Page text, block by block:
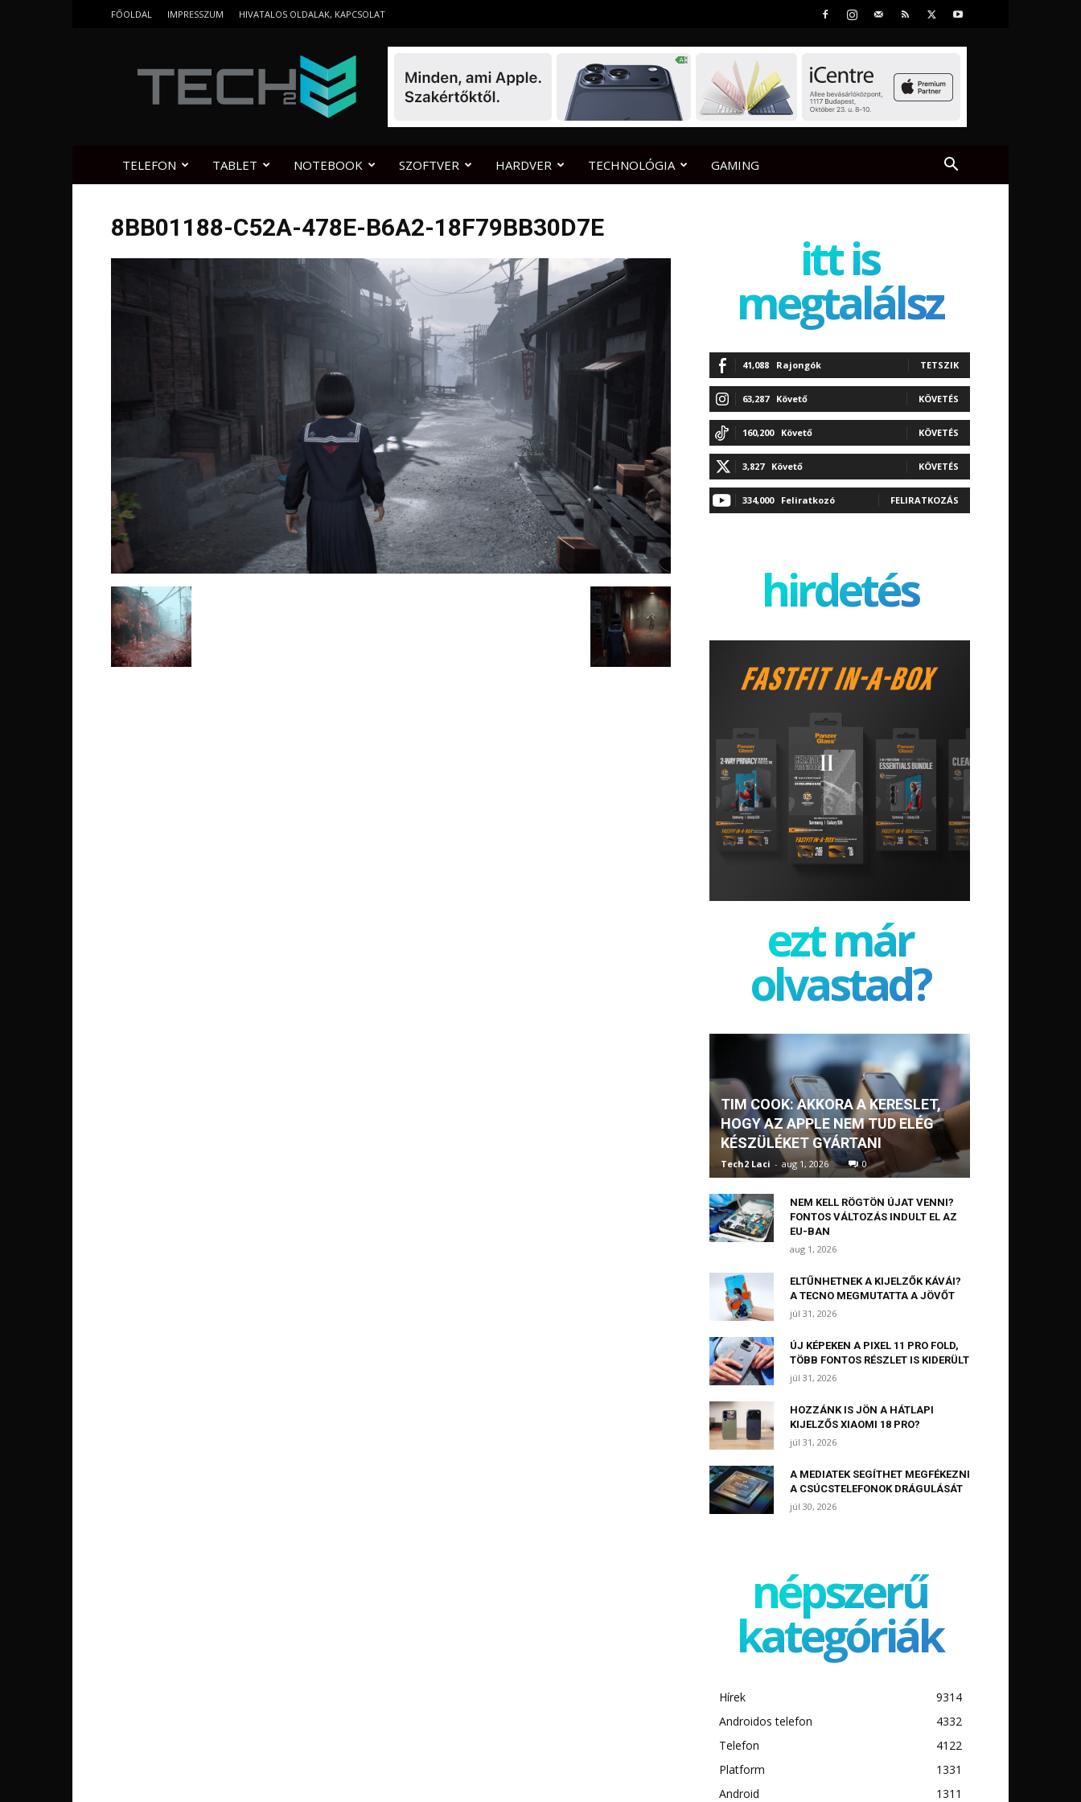
FŐOLDAL IMPRESSZUM HIVATALOS OLDALAK, KAPCSOLAT
TELEFON TABLET NOTEBOOK SZOFTVER HARDVER TECHNOLÓGIA GAMING
8BB01188-C52A-478E-B6A2-18F79BB30D7E
itt is
megtalálsz
41,088 Rajongók TETSZIK
63,287 Követő KÖVETÉS
160,200 Követő KÖVETÉS
3,827 Követő KÖVETÉS
334,000 Feliratkozó FELIRATKOZÁS
hirdetés
ezt már
olvastad?
TIM COOK: AKKORA A KERESLET,
HOGY AZ APPLE NEM TUD ELÉG
KÉSZÜLÉKET GYÁRTANI
Tech2 Laci - aug 1, 2026 0
NEM KELL RÖGTÖN ÚJAT VENNI?
FONTOS VÁLTOZÁS INDULT EL AZ
EU-BAN
aug 1, 2026
ELTŰNHETNEK A KIJELZŐK KÁVÁI?
A TECNO MEGMUTATTA A JÖVŐT
júl 31, 2026
ÚJ KÉPEKEN A PIXEL 11 PRO FOLD,
TÖBB FONTOS RÉSZLET IS KIDERÜLT
júl 31, 2026
HOZZÁNK IS JÖN A HÁTLAPI
KIJELZŐS XIAOMI 18 PRO?
júl 31, 2026
A MEDIATEK SEGÍTHET MEGFÉKEZNI
A CSÚCSTELEFONOK DRÁGULÁSÁT
júl 30, 2026
népszerű
kategóriák
Hírek
9314
Androidos telefon
4332
Telefon
4122
Platform
1331
Android
1311